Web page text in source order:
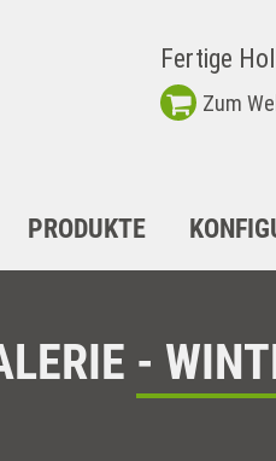
Fertige
Zum
PRODUKTE
-